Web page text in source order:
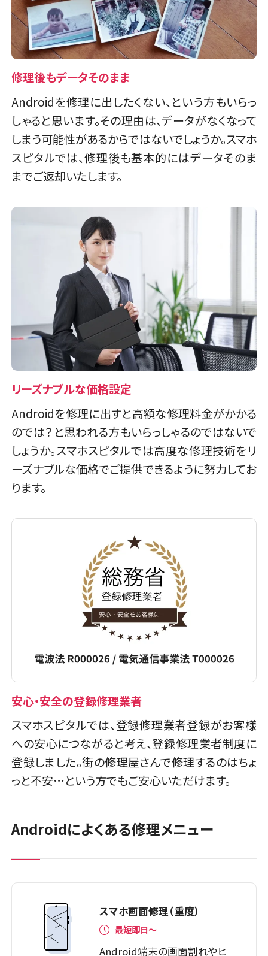
修理後もデータそのまま
Androidを修理に出したくない、という方もいらっ
しゃると思います。その理由は、データがなくなって
しまう可能性があるからではないでしょうか。スマホ
スピタルでは、修理後も基本的にはデータそのま
までご返却いたします。
リーズナブルな価格設定
Androidを修理に出すと高額な修理料金がかかる
のでは？と思われる方もいらっしゃるのではないで
しょうか。スマホスピタルでは高度な修理技術をリ
ーズナブルな価格でご提供できるように努力してお
ります。
安心・安全の登録修理業者
スマホスピタルでは、登録修理業者登録がお客様
への安心につながると考え、登録修理業者制度に
登録しました。街の修理屋さんで修理するのはちょ
っと不安…という方でもご安心いただけます。
Androidによくある修理メニュー
スマホ画面修理（重度）
最短即日～
Android端末の画面割れやヒ